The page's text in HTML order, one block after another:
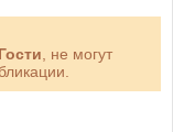
Гости , не могут